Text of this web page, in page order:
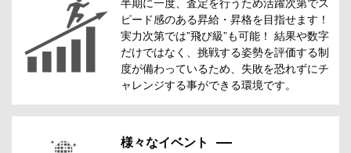
ピード感のある昇給・昇格を目指せます！
実力次第では”飛び級”も可能！ 結果や数字
だけではなく、挑戦する姿勢を評価する制
度が備わっているため、失敗を恐れずにチ
ャレンジする事ができる環境です。
様々なイベント